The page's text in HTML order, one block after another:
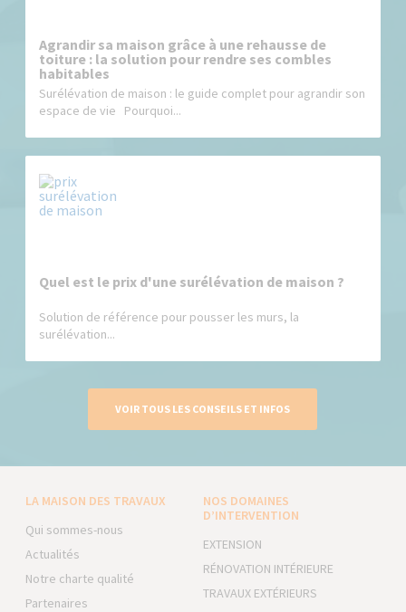
Agrandir sa maison grâce à une rehausse de
toiture : la solution pour rendre ses combles
habitables
Surélévation de maison : le guide complet pour agrandir son
espace de vie Pourquoi...
Quel est le prix d'une surélévation de maison ?
Solution de référence pour pousser les murs, la
surélévation...
VOIR TOUS LES CONSEILS ET INFOS
LA MAISON DES TRAVAUX
Qui sommes-nous
Actualités
Notre charte qualité
Partenaires
NOS DOMAINES
D’INTERVENTION
EXTENSION
RÉNOVATION INTÉRIEURE
TRAVAUX EXTÉRIEURS